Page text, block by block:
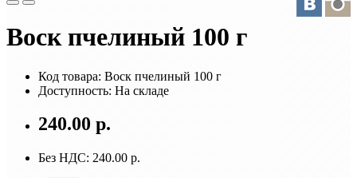
Воск пчелиный 100 г
Код товара: Воск пчелиный 100 г
Доступность: На складе
240.00 р.
Без НДС: 240.00 р.